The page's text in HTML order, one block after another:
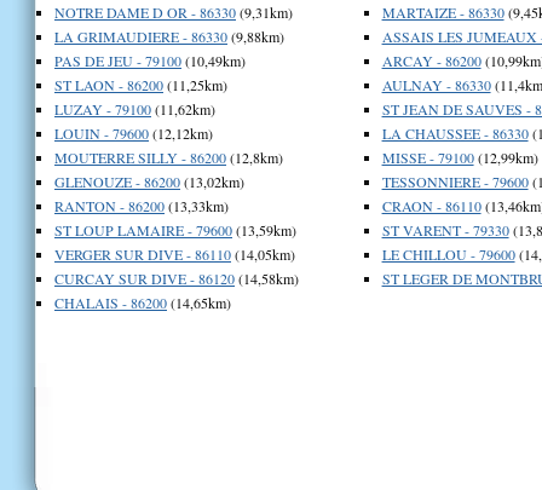
NOTRE DAME D OR - 86330(9,31km)
LA GRIMAUDIERE - 86330(9,88km)
PAS DE JEU - 79100(10,49km)
ST LAON - 86200(11,25km)
LUZAY - 79100(11,62km)
LOUIN - 79600(12,12km)
MOUTERRE SILLY - 86200(12,8km)
GLENOUZE - 86200(13,02km)
RANTON - 86200(13,33km)
ST LOUP LAMAIRE - 79600(13,59km)
VERGER SUR DIVE - 86110(14,05km)
CURCAY SUR DIVE - 86120(14,58km)
CHALAIS - 86200(14,65km)
MARTAIZE - 86330
ASSAIS LES JUMEAUX
ARCAY - 86200
AULNAY - 86330
ST JEAN DE SAUVES -
LA CHAUSSEE - 86330
MISSE - 79100(12,99km)
TESSONNIERE - 79600
CRAON - 86110
ST VARENT - 79330
LE CHILLOU - 79600
ST LEGER DE